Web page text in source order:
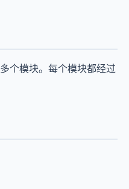
个模块。每个模块都经过